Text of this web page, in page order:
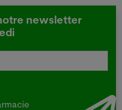
newsletter